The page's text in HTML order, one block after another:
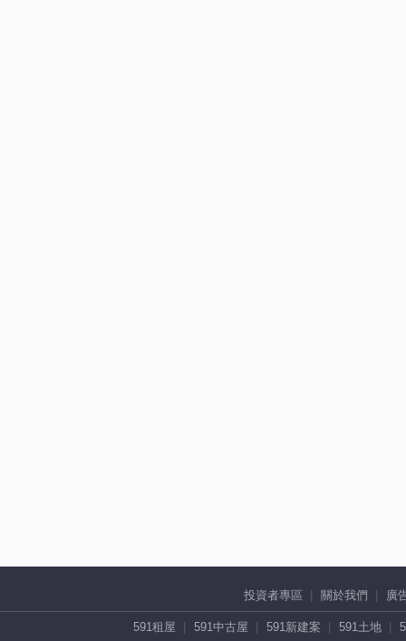
投資者專區 關於我們 廣
591租屋 591中古屋 591新建案 591土地